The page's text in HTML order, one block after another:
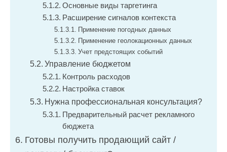
Основные виды таргетинга
Расширение сигналов контекста
Применение погодных данных
Применение геолокационных данных
Учет предстоящих событий
Управление бюджетом
Контроль расходов
Настройка ставок
Нужна профессиональная консультация?
Предварительный расчет рекламного
бюджета
Готовы получить продающий сайт /